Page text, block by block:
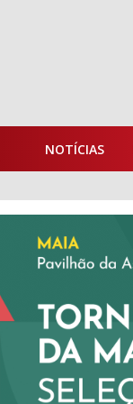
NOTÍCIAS